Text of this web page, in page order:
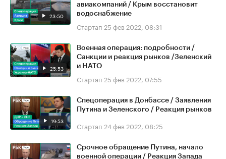
23:50
авиакомпаний / Крым восстановит
водоснабжение
Стартап 25 фев 2022, 08:31
25:53
Военная операция: подробности /
Санкции и реакция рынков /Зеленский
и НАТО
Стартап 25 фев 2022, 07:55
19:53
Спецоперация в Донбассе / Заявления
Путина и Зеленского / Реакция рынков
Стартап 24 фев 2022, 08:25
Срочное обращение Путина, начало
военной операции / Реакция Запада